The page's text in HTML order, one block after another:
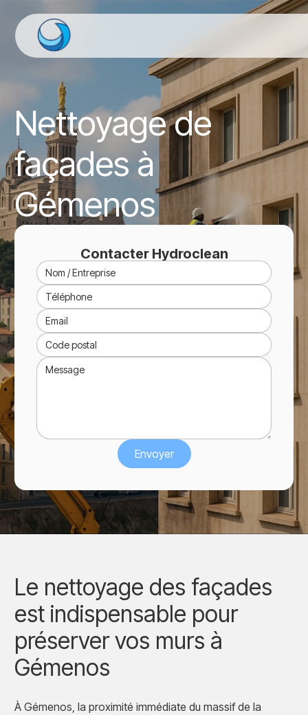
Nettoyage de
façades à
Gémenos
Contacter Hydroclean
Le nettoyage des façades
est indispensable pour
préserver vos murs à
Gémenos
À Gémenos, la proximité immédiate du massif de la